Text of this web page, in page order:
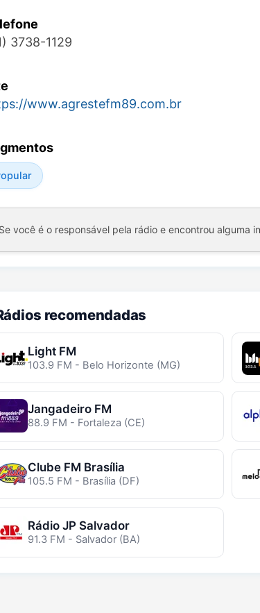
3738-1129
www.agrestefm89.com.br
Se você é o responsável pela rádio e encontrou alguma
recomendadas
Light FM
103.9 FM - Belo Horizonte (MG)
Jangadeiro FM
88.9 FM - Fortaleza (CE)
Clube FM Brasília
105.5 FM - Brasília (DF)
Rádio JP Salvador
91.3 FM - Salvador (BA)